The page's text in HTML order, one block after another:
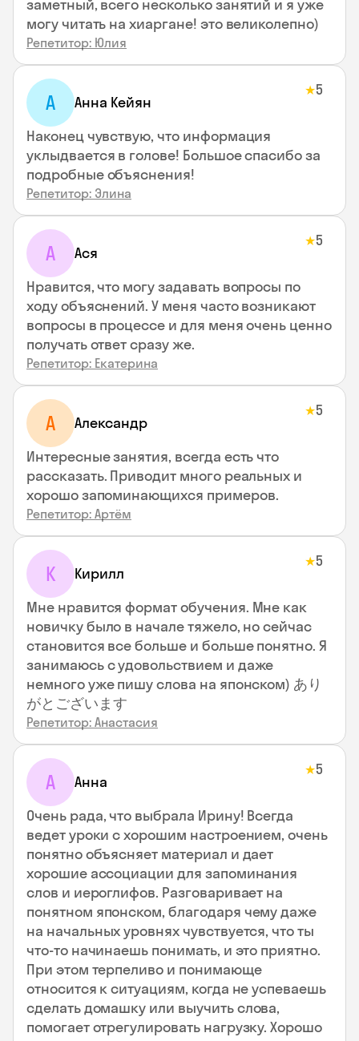
заметный, всего несколько занятий и я уже
могу читать на хиаргане! это великолепно)
Репетитор: Юлия
А Анна Кейян
★5
Наконец чувствую, что информация
уклыдвается в голове! Большое спасибо за
подробные объяснения!
Репетитор: Элина
А Ася
★5
Нравится, что могу задавать вопросы по
ходу объяснений. У меня часто возникают
вопросы в процессе и для меня очень ценно
получать ответ сразу же.
Репетитор: Екатерина
А Александр
★5
Интересные занятия, всегда есть что
рассказать. Приводит много реальных и
хорошо запоминающихся примеров.
Репетитор: Артём
К Кирилл
★5
Мне нравится формат обучения. Мне как
новичку было в начале тяжело, но сейчас
становится все больше и больше понятно. Я
занимаюсь с удовольствием и даже
немного уже пишу слова на японском) あり
がとございます
Репетитор: Анастасия
А Анна
★5
Очень рада, что выбрала Ирину! Всегда
ведет уроки с хорошим настроением, очень
понятно объясняет материал и дает
хорошие ассоциации для запоминания
слов и иероглифов. Разговаривает на
понятном японском, благодаря чему даже
на начальных уровнях чувствуется, что ты
что-то начинаешь понимать, и это приятно.
При этом терпеливо и понимающе
относится к ситуациям, когда не успеваешь
сделать домашку или выучить слова,
помогает отрегулировать нагрузку. Хорошо